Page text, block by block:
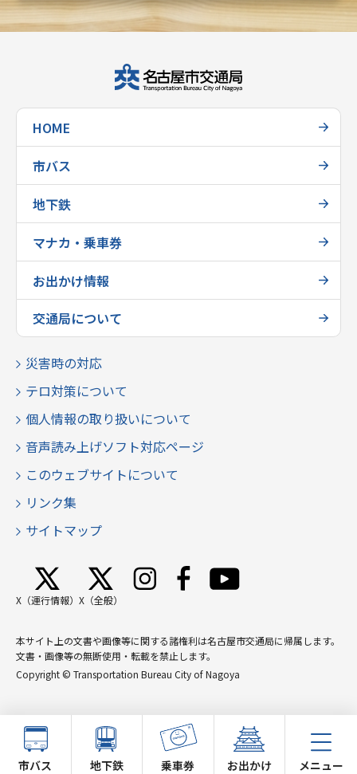
市バス 地下鉄 乗車券 お出かけ メニュー
HOME
市バス
地下鉄
マナカ・乗車券
お出かけ情報
交通局について
災害時の対応
テロ対策について
個人情報の取り扱いについて
音声読み上げソフト対応ページ
このウェブサイトについて
リンク集
サイトマップ
X（運行情報） X（全般）
本サイト上の文書や画像等に関する諸権利は名古屋市交通局に帰属します。
文書・画像等の無断使用・転載を禁止します。
Copyright © Transportation Bureau City of Nagoya